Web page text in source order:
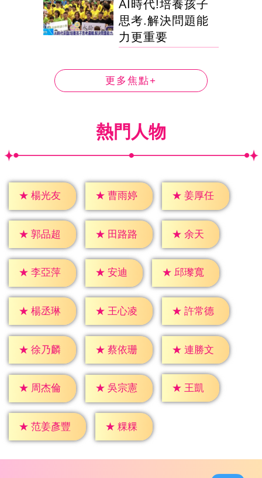
AI時代!培養孩子
思考.解決問題能
力更重要
更多焦點+
熱門人物
★ 楊光友 ★ 曹雨婷 ★ 姜厚任
★ 郭品超 ★ 田路路 ★ 余天
★ 李亞萍 ★ 安迪 ★ 邱瓈寬
★ 楊丞琳 ★ 王心凌 ★ 許常德
★ 徐乃麟 ★ 蔡依珊 ★ 連勝文
★ 周杰倫 ★ 吳宗憲 ★ 王凱
★ 范姜彥豐 ★ 粿粿